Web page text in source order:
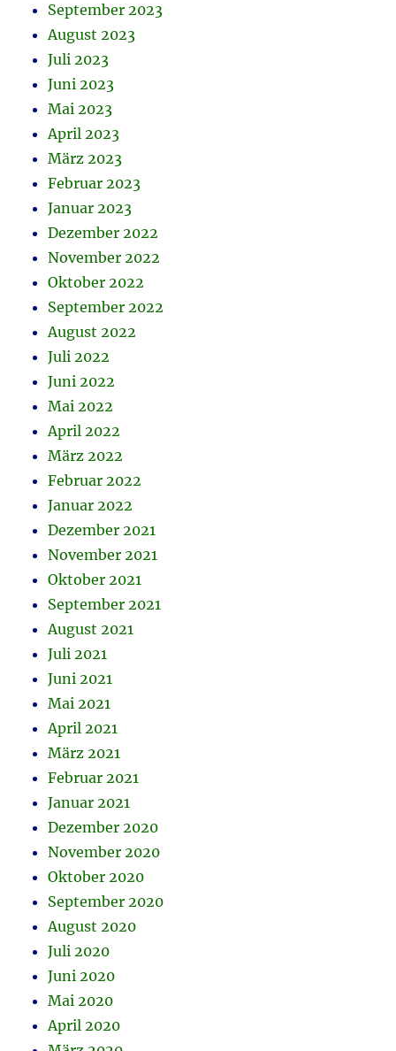
September 2023
August 2023
Juli 2023
Juni 2023
Mai 2023
April 2023
März 2023
Februar 2023
Januar 2023
Dezember 2022
November 2022
Oktober 2022
September 2022
August 2022
Juli 2022
Juni 2022
Mai 2022
April 2022
März 2022
Februar 2022
Januar 2022
Dezember 2021
November 2021
Oktober 2021
September 2021
August 2021
Juli 2021
Juni 2021
Mai 2021
April 2021
März 2021
Februar 2021
Januar 2021
Dezember 2020
November 2020
Oktober 2020
September 2020
August 2020
Juli 2020
Juni 2020
Mai 2020
April 2020